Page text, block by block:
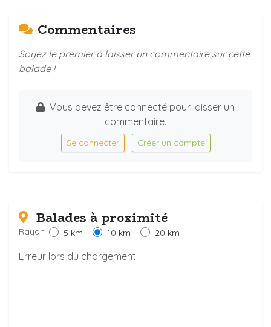
Commentaires
Soyez le premier à laisser un commentaire sur cette
balade !
Vous devez être connecté pour laisser un
commentaire.
Se connecter Créer un compte
Balades à proximité
Rayon : 5 km 10 km 20 km
Erreur lors du chargement.